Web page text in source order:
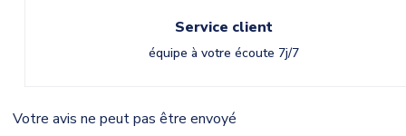
Service client
équipe à votre écoute 7j/7
Votre avis ne peut pas être envoyé